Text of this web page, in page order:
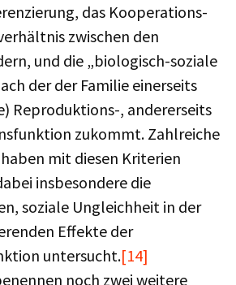
das Kooperations-
zwischen den
und die „biologisch-soziale
der der Familie einerseits
Reproduktions-, andererseits
zukommt. Zahlreiche
mit diesen Kriterien
insbesondere die
soziale Ungleichheit in der
Effekte der
untersucht.[14]
noch zwei weitere